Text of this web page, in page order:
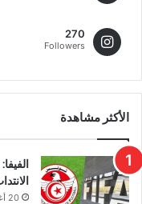
270
Followers
الأكثر مشاهدة
20 أغسطس 2024